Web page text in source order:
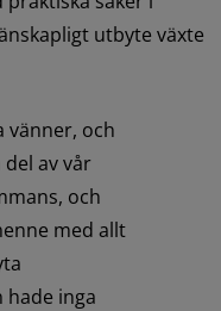
utbyte växte
vänner, och
av vår
och
med allt
hade inga